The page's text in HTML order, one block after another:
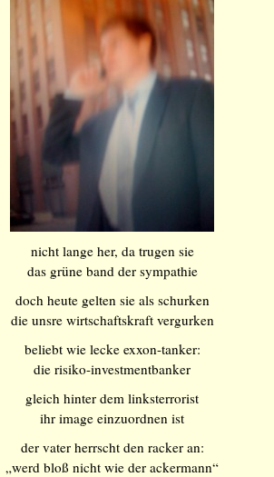
nicht lange her, da trugen sie
das grüne band der sympathie
doch heute gelten sie als schurken
die unsre wirtschaftskraft vergurken
beliebt wie lecke exxon-tanker:
die risiko-investmentbanker
gleich hinter dem linksterrorist
ihr image einzuordnen ist
der vater herrscht den racker an:
„werd bloß nicht wie der ackermann“